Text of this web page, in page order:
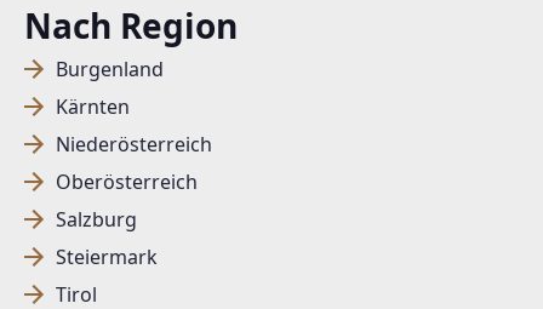
Nach Region
Burgenland
Kärnten
Niederösterreich
Oberösterreich
Salzburg
Steiermark
Tirol
SUCHAGENT ANLEGEN FÜR DIE
AKTUELLEN SUCHKRITERIEN